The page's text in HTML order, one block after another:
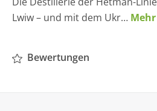
Lwiw – und mit dem Ukr… Mehr
Bewertungen